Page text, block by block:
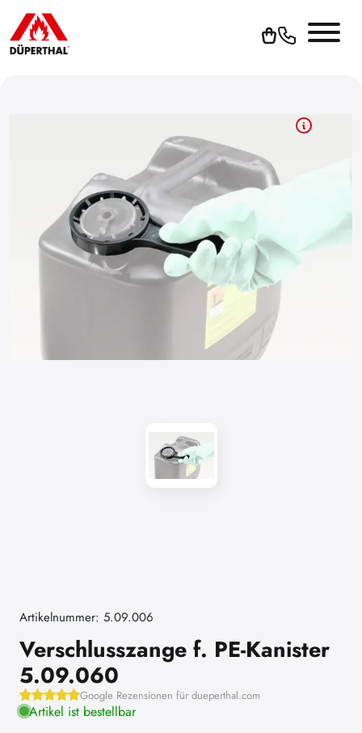
Artikelnummer: 5.09.006
Verschlusszange f. PE-Kanister
5.09.060
Google Rezensionen für dueperthal.com
Artikel ist bestellbar